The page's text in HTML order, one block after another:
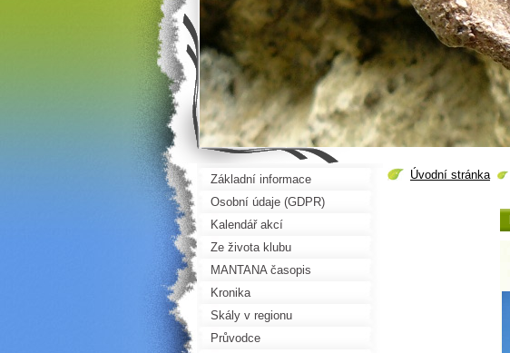
Úvodní stránka
Základní informace
Osobní údaje (GDPR)
Kalendář akcí
Ze života klubu
MANTANA časopis
Kronika
Skály v regionu
Průvodce